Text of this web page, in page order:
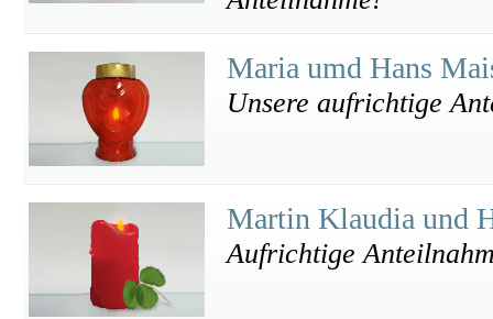
Maria umd Hans
Unsere aufrichtige
Martin Klaudia und
Aufrichtige